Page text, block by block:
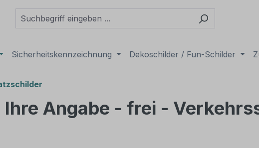
Sicherheitskennzeichnung Dekoschilder / Fun-Schilder
Angabe - frei -